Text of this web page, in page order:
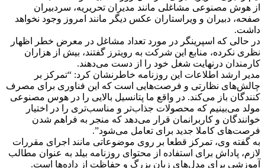
از هوش مصنوعی مشاغلی مانند مدیران تحریریه، سردبیران
صفحه، دبیران و ویراستاران عکس دیگر مانند امروز وجود نخواهد
داشت.
در حالی که اسپرینگر در مورد تعداد مشاغل در معرض خطر اظهار
نظری نکرده، منابع این شرکت به رویترز گفتند، بیش از هزاران
کارمندان درنهایت شغل خود را از دست می‌دهند.
مدیر ارشد اطلاعات این روزنامه خاطرنشان کرد: “تمرکز بر
چالش‌های نظارتی و فرصت‌هایی است که این فناوری برای مصرف
کنندگان باز می‌کند. در واقع ما پتانسیل بالایی را در هوس مصنوعی
مولد می‌بینیم که محصولات جذاب‌تر و مناسب‌تری را در اختیار
خوانندگان و کاربرانمان قرار می‌دهد که منجر به فراهم شدن
فرصت‌های کاملا جدید برای تعامل می‌شود”.
به گفته وی، تمرکز قطعا بر روی موضوعاتی مانند اجرای مقررات
لازم، پاداش برای استفاده از محتوای روزنامه بیلد به عنوان مطالب
آموزشی برای مدل‌های زبان بزرگ و حفاظت از داده‌ها است.